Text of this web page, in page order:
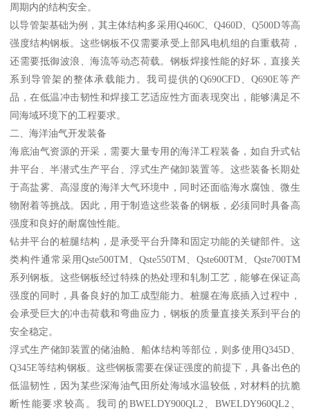
周期内的结构安全。
以导管架基础为例，其主体结构多采用Q460C、Q460D、Q500D等高
强度结构钢板。这些钢板不仅需要承受上部风电机组的自重载荷，
还需要抵御波浪、海流等动态荷载。钢板焊接性能的好坏，直接关
系到导管架的整体承载能力。我司提供的Q690CFD、Q690E等产
品，在低温冲击韧性和焊接工艺适应性方面表现突出，能够满足不
同海域环境下的工程要求。
二、海洋油气开发装备
海底油气资源的开采，需要大量专用的海洋工程装备，如自升式钻
井平台、半潜式生产平台、浮式生产储卸装置等。这些装备长期处
于高盐雾、高湿度的海洋大气环境中，同时还面临海水腐蚀、微生
物附着等挑战。因此，用于制造这些装备的钢板，必须同时具备高
强度和良好的耐腐蚀性能。
钻井平台的桩腿结构，是承受平台升降和固定功能的关键部件。这
类构件通常采用Qste500TM、Qste550TM、Qste600TM、Qste700TM
系列钢板。这些钢板经过特殊的热处理和轧制工艺，能够在保证高
强度的同时，具备良好的加工成型能力。桩腿在海底插入过程中，
会承受巨大的冲击荷载和弯曲应力，钢板的质量直接关系到平台的
安全稳定。
浮式生产储卸装置的储油舱、船体结构等部位，则多使用Q345D、
Q345E等结构钢板。这些钢板需要在保证强度的前提下，具备出色的
低温韧性，因为某些深海油气田所处海域水温较低，对材料的抗脆
断性能要求较高。我司的BWELDY900QL2、BWELDY960QL2、